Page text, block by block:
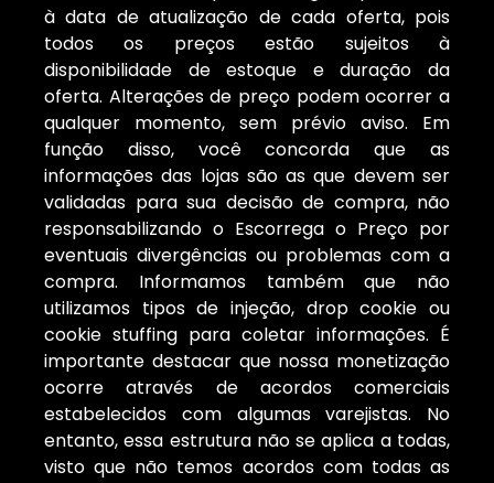
à data de atualização de cada oferta, pois
todos os preços estão sujeitos à
disponibilidade de estoque e duração da
oferta. Alterações de preço podem ocorrer a
qualquer momento, sem prévio aviso. Em
função disso, você concorda que as
informações das lojas são as que devem ser
validadas para sua decisão de compra, não
responsabilizando o Escorrega o Preço por
eventuais divergências ou problemas com a
compra. Informamos também que não
utilizamos tipos de injeção, drop cookie ou
cookie stuffing para coletar informações. É
importante destacar que nossa monetização
ocorre através de acordos comerciais
estabelecidos com algumas varejistas. No
entanto, essa estrutura não se aplica a todas,
visto que não temos acordos com todas as